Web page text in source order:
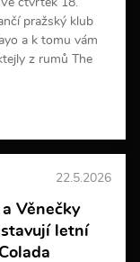
čtvrtek 18.
pražský klub
a k tomu vám
z rumů The
22.5.2026
Věnečky
letní